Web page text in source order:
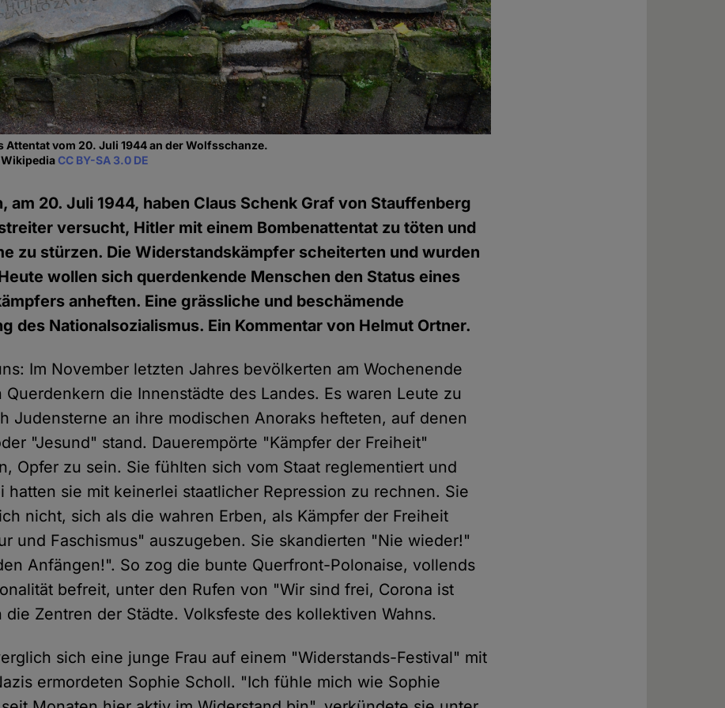
Attentat vom 20. Juli 1944 an der Wolfsschanze.
CC BY-SA 3.0 DE
am 20. Juli 1944, haben Claus Schenk Graf von Stauffenberg
versucht, Hitler mit einem Bombenattentat zu töten und
zu stürzen. Die Widerstandskämpfer scheiterten und wurden
wollen sich querdenkende Menschen den Status eines
anheften. Eine grässliche und beschämende
des Nationalsozialismus. Ein Kommentar von Helmut Ortner.
Im November letzten Jahres bevölkerten am Wochenende
Querdenkern die Innenstädte des Landes. Es waren Leute zu
Judensterne an ihre modischen Anoraks hefteten, auf denen
"Jesund" stand. Dauerempörte "Kämpfer der Freiheit"
Opfer zu sein. Sie fühlten sich vom Staat reglementiert und
hatten sie mit keinerlei staatlicher Repression zu rechnen. Sie
nicht, sich als die wahren Erben, als Kämpfer der Freiheit
und Faschismus" auszugeben. Sie skandierten "Nie wieder!"
Anfängen!". So zog die bunte Querfront-Polonaise, vollends
befreit, unter den Rufen von "Wir sind frei, Corona ist
Zentren der Städte. Volksfeste des kollektiven Wahns.
sich eine junge Frau auf einem "Widerstands-Festival" mit
ermordeten Sophie Scholl. "Ich fühle mich wie Sophie